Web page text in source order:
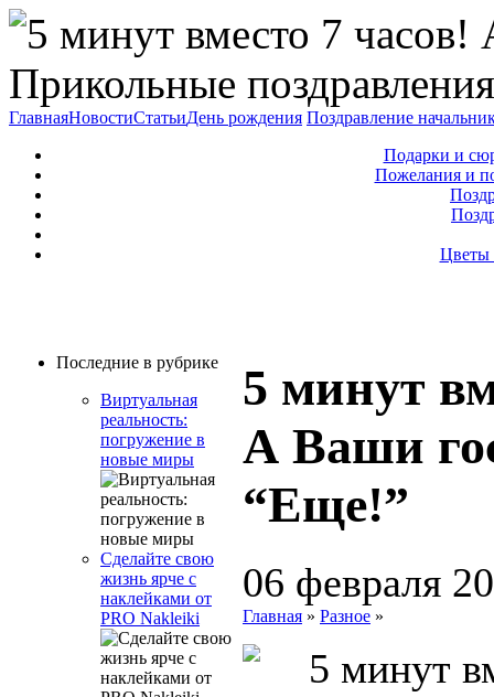
Прикольные
ГлавнаяНовостиСтатьиДень рождения Поздравление
Подарки и
Пожелания и
Цветы
Последние в рубрике
Виртуальная
реальность:
погружение в
новые миры
Сделайте свою
жизнь ярче с
наклейками от
PRO Nakleiki
5 минут
А Ваши
“Еще!”
06 февраля
Главная » Разное »